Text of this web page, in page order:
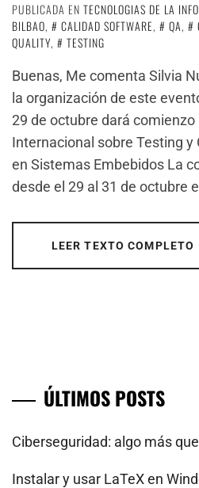
PUBLICADA EN TECNOLOGIAS DE LA
BILBAO, CALIDAD SOFTWARE, QA,
QUALITY,
TESTING
Buenas, Me comenta Silvia
la organización de este
29 de octubre dará comienzo
Internacional sobre Testing y
en Sistemas Embebidos La
desde el 29 al 31 de octubre
LEER TEXTO COMPLETO
ÚLTIMOS POSTS
Ciberseguridad: algo más
Instalar y usar LaTeX en